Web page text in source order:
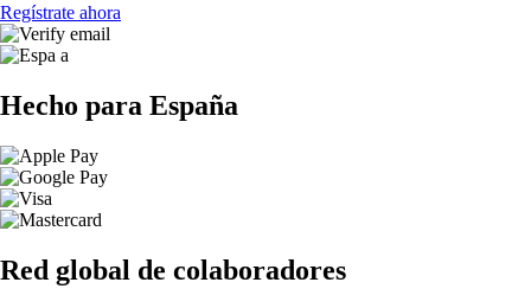
Regístrate ahora
Hecho para España
Red global de colaboradores